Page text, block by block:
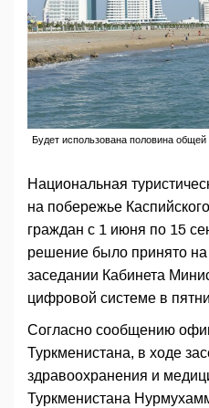
Будет использована половина общей
Национальная
на побережье
граждан с 1 июня по 15
решение было принято
заседании Кабинета
цифровой системе в
Согласно сообщению
Туркменистана, в ходе
здравоохранения и
Туркменистана